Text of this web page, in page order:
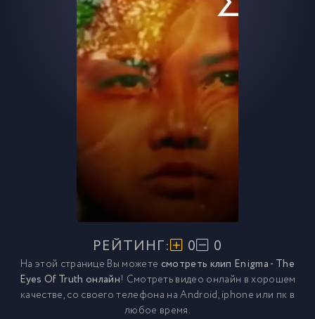
РЕЙТИНГ: 0 0
На этой странице Вы можете смотреть клип Enigma - The
Eyes Of Truth онлайн! Смотреть видео онлайн в хорошем
качестве, со своего телефона на Android, iphone или пк в
любое время.